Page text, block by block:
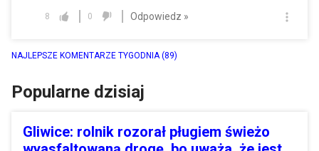
8 0 Odpowiedz »
NAJLEPSZE KOMENTARZE TYGODNIA(89)
Popularne dzisiaj
Gliwice: rolnik rozorał pługiem świeżo